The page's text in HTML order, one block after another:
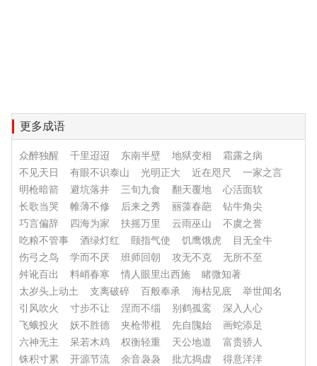
更多成语
众醉独醒 千里迢迢 东南半壁 地狱变相
霜露之病
不见天日
有眼不识泰山 光明正大 近在咫尺
一家之言
明枪暗箭
避坑落井 三旬九食 翻天覆地
心活面软
长歌当哭
帷薄不修 后来之秀 丽藻春葩
钻牛角尖
巧言偏辞
四海为家 扶摇万里 云雨巫山
不虞之誉
吃粮不管事
酒绿灯红 颐指气使 饥鹰饿虎
目无全牛
伤弓之鸟
学而不厌 班师回朝 攻无不克
无所不至
舛讹百出
料峭春寒 情人眼里出西施
睹微知著
太岁头上动土
支离破碎 百般奉承 海枯见底
举世闻名
引风吹火
寸步不让 涅而不缁 别鹤孤鸾
深入人心
飞蛾投火
妖不胜德 夹枪带棍 先自隗始
画蛇添足
六神无主
呆若木鸡 权衡轻重 天公地道
富贵骄人
铢积寸累
开源节流 余音袅袅 批亢捣虚
得意洋洋